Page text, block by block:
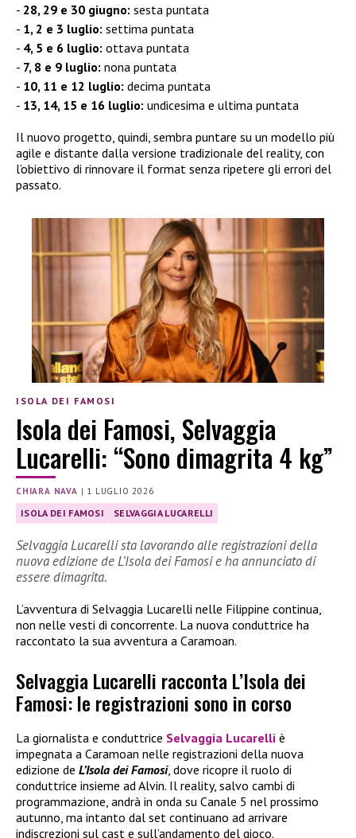
28, 29 e 30 giugno: sesta puntata
1, 2 e 3 luglio: settima puntata
4, 5 e 6 luglio: ottava puntata
7, 8 e 9 luglio: nona puntata
10, 11 e 12 luglio: decima puntata
13, 14, 15 e 16 luglio: undicesima e ultima puntata
Il nuovo progetto, quindi, sembra puntare su un modello più
agile e distante dalla versione tradizionale del reality, con
l’obiettivo di rinnovare il format senza ripetere gli errori del
passato.
ISOLA DEI FAMOSI
Isola dei Famosi, Selvaggia
Lucarelli: “Sono dimagrita 4 kg”
CHIARA NAVA | 1 LUGLIO 2026
ISOLA DEI FAMOSI SELVAGGIA LUCARELLI
Selvaggia Lucarelli sta lavorando alle registrazioni della
nuova edizione de L’Isola dei Famosi e ha annunciato di
essere dimagrita.
L’avventura di Selvaggia Lucarelli nelle Filippine continua,
non nelle vesti di concorrente. La nuova conduttrice ha
raccontato la sua avventura a Caramoan.
Selvaggia Lucarelli racconta L’Isola dei
Famosi: le registrazioni sono in corso
La giornalista e conduttrice Selvaggia Lucarelli è
impegnata a Caramoan nelle registrazioni della nuova
edizione de L’Isola dei Famosi, dove ricopre il ruolo di
conduttrice insieme ad Alvin. Il reality, salvo cambi di
programmazione, andrà in onda su Canale 5 nel prossimo
autunno, ma intanto dal set continuano ad arrivare
indiscrezioni sul cast e sull’andamento del gioco.